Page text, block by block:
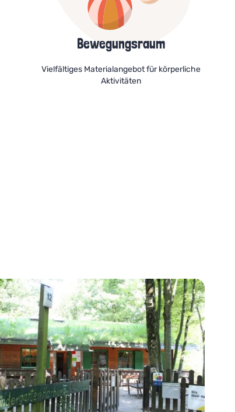
Bewegungsraum
Vielfältiges Materialangebot für körperliche
Aktivitäten